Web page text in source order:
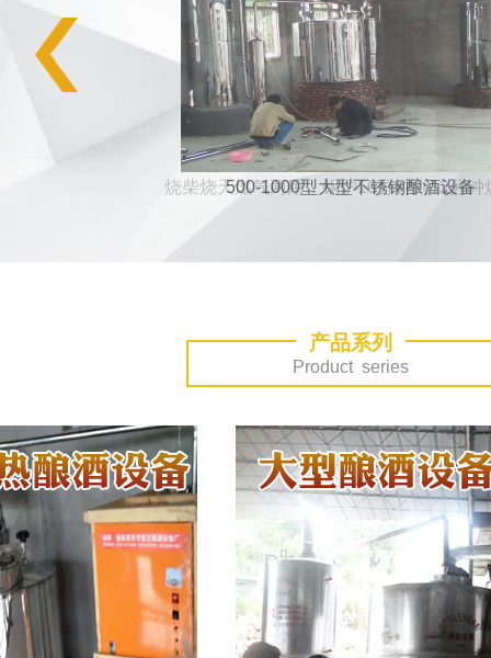
500-1000型大型不锈钢酿酒设备
产品系列
Product series